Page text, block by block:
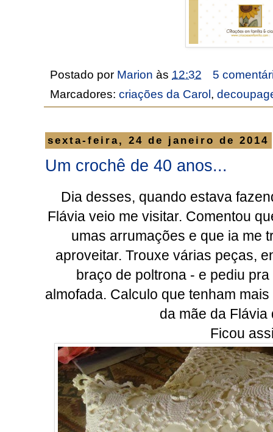
Postado por Marion às 12:32
5
Marcadores: criações da Carol ,
sexta-feira, 24 de janeiro de 2014
Um crochê de 40 anos...
Dia desses, quando estava
Flávia veio me visitar. Comentou
umas arrumações e que ia me
aproveitar. Trouxe várias peças,
braço de poltrona - e pediu
almofada. Calculo que tenham
da mãe da Flávia
Ficou